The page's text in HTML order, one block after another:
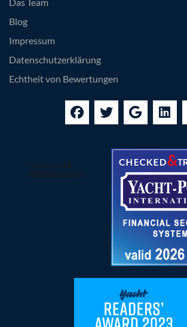
Das Team
Blog
Impressum
Datenschutzerklärung
Echtheit von Bewertungen